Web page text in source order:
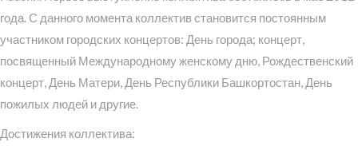
года. С данного момента коллектив становится постоянным
участником городских концертов: День города; концерт,
посвященный Международному женскому дню, Рождественский
концерт, День Матери, День Республики Башкортостан, День
пожилых людей и другие.
Достижения коллектива: